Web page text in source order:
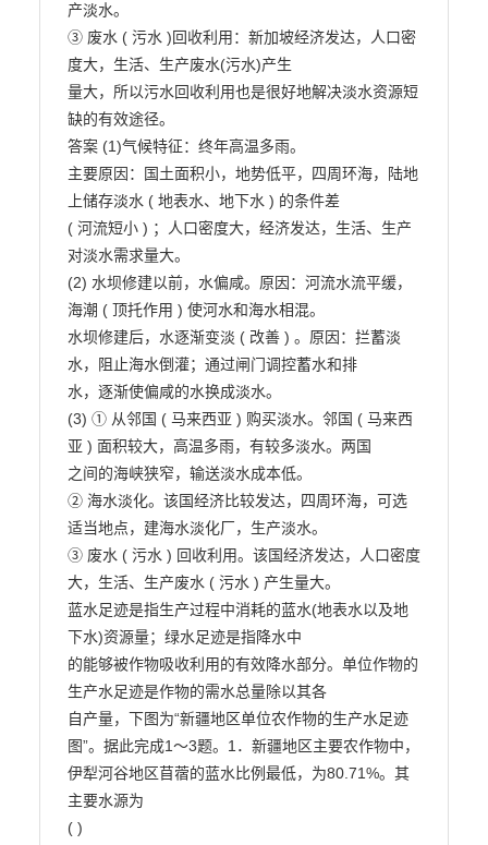
产淡水。
③ 废水 ( 污水 )回收利用：新加坡经济发达，人口密
度大，生活、生产废水(污水)产生
量大，所以污水回收利用也是很好地解决淡水资源短
缺的有效途径。
答案 (1)气候特征：终年高温多雨。
主要原因：国土面积小，地势低平，四周环海，陆地
上储存淡水 ( 地表水、地下水 ) 的条件差
( 河流短小 ) ；人口密度大，经济发达，生活、生产
对淡水需求量大。
(2) 水坝修建以前，水偏咸。原因：河流水流平缓，
海潮 ( 顶托作用 ) 使河水和海水相混。
水坝修建后，水逐渐变淡 ( 改善 ) 。原因：拦蓄淡
水，阻止海水倒灌；通过闸门调控蓄水和排
水，逐渐使偏咸的水换成淡水。
(3) ① 从邻国 ( 马来西亚 ) 购买淡水。邻国 ( 马来西
亚 ) 面积较大，高温多雨，有较多淡水。两国
之间的海峡狭窄，输送淡水成本低。
② 海水淡化。该国经济比较发达，四周环海，可选
适当地点，建海水淡化厂，生产淡水。
③ 废水 ( 污水 ) 回收利用。该国经济发达，人口密度
大，生活、生产废水 ( 污水 ) 产生量大。
蓝水足迹是指生产过程中消耗的蓝水(地表水以及地
下水)资源量；绿水足迹是指降水中
的能够被作物吸收利用的有效降水部分。单位作物的
生产水足迹是作物的需水总量除以其各
自产量，下图为“新疆地区单位农作物的生产水足迹
图”。据此完成1～3题。1．新疆地区主要农作物中，
伊犁河谷地区苜蓿的蓝水比例最低，为80.71%。其
主要水源为
( )